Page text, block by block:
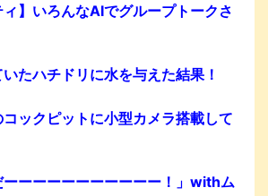
ィ】いろんなAIでグループトークさ
たハチドリに水を与えた結果！
ックピットに小型カメラ搭載して
ーーーーーーーーーーー！」withム